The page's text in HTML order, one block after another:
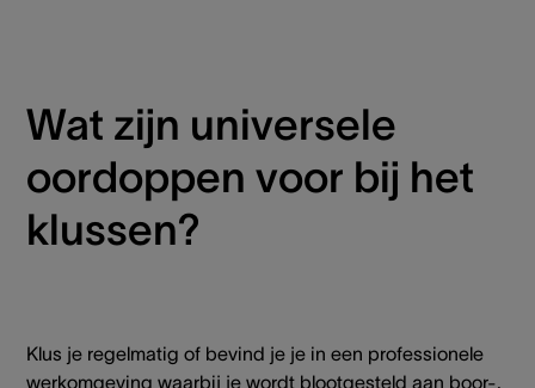
Wat zijn universele
oordoppen voor bij het
klussen?
Klus je regelmatig of bevind je je in een professionele
werkomgeving waarbij je wordt blootgesteld aan boor-,